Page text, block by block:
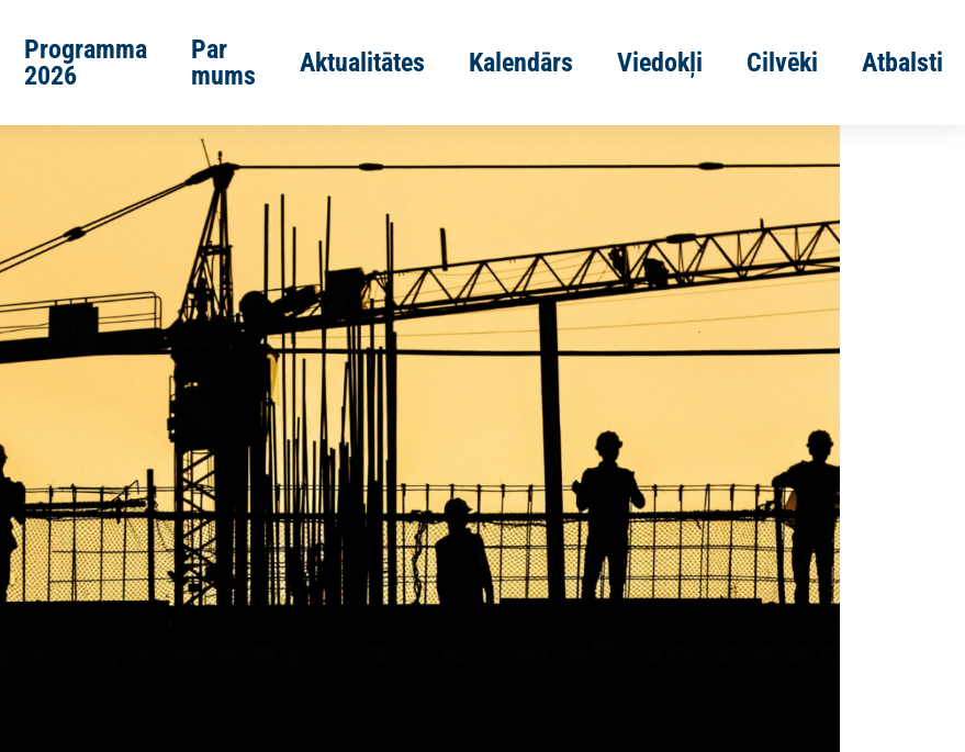
Programma
2026
Par
mums
Aktualitātes Kalendārs Viedokļi Cilvēki Atbalsti